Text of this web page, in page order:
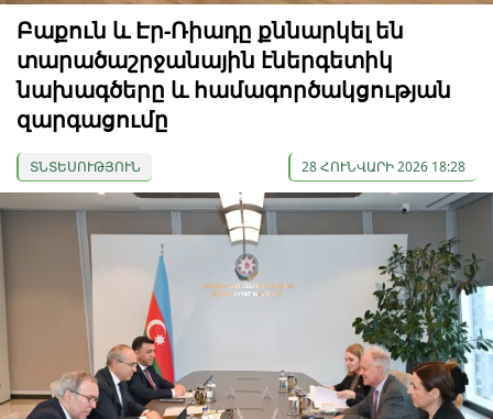
Բաքուն և Էր-Ռիադը քննարկել են
տարածաշրջանային էներգետիկ
նախագծերը և համագործակցության
զարգացումը
ՏՆՏԵՍՈՒԹՅՈՒՆ 28 ՀՈՒՆՎԱՐԻ 2026 18:28